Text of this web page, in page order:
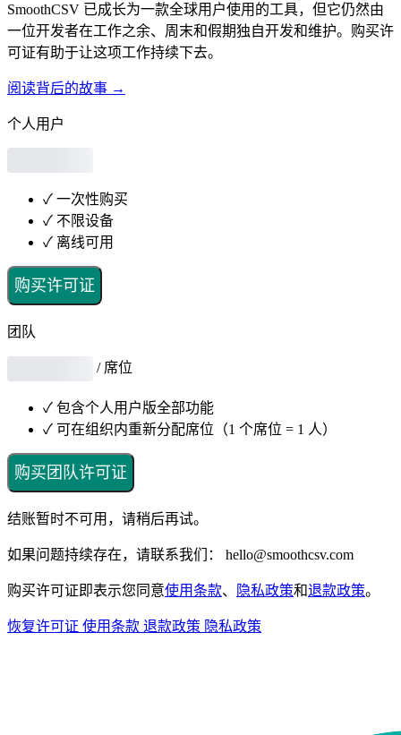
SmoothCSV 已成长为一款全球用户使用的工具，但它仍然由
一位开发者在工作之余、周末和假期独自开发和维护。购买许
可证有助于让这项工作持续下去。
阅读背后的故事 →
个人用户
✓ 一次性购买
✓ 不限设备
✓ 离线可用
购买许可证
团队
/ 席位
✓ 包含个人用户版全部功能
✓ 可在组织内重新分配席位（1 个席位 = 1 人）
购买团队许可证
结账暂时不可用，请稍后再试。
如果问题持续存在，请联系我们： hello@smoothcsv.com
购买许可证即表示您同意使用条款、 隐私政策和退款政策。
恢复许可证 使用条款 退款政策 隐私政策